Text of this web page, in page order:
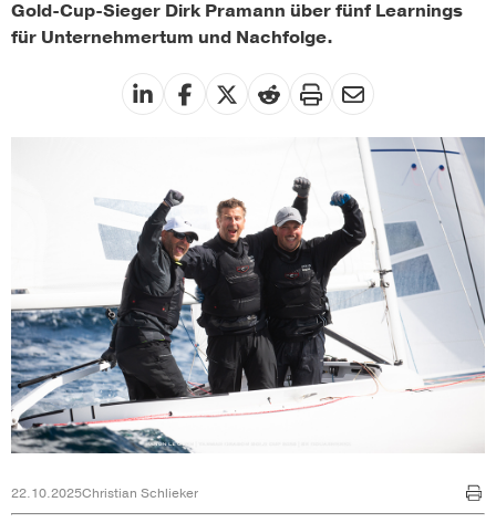
Gold-Cup-Sieger Dirk Pramann über fünf Learnings
für Unternehmertum und Nachfolge.
22.10.2025Christian Schlieker